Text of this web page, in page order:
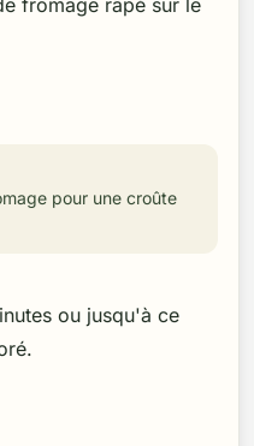
fromage râpé sur le
pour une croûte
ou jusqu'à ce